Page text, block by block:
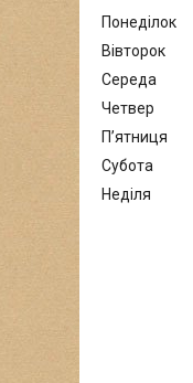
Понеділок
Вівторок
Середа
Четвер
Пʼятниця
Субота
Неділя